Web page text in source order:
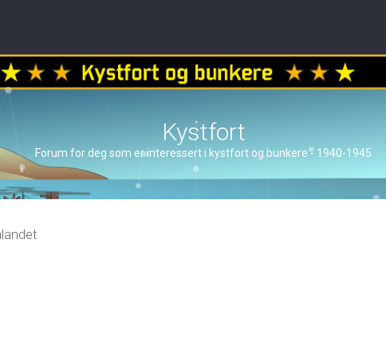
Kystfort
Forum for deg som er interessert i kystfort og bunkere - 1940-1945